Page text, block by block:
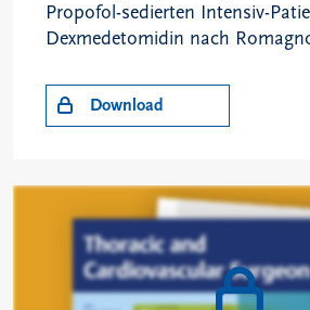
Propofol-sedierten Intensiv-
Dexmedetomidin nach
Download